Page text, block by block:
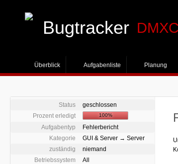
Bugtracker
Überblick Aufgabenliste Planung
Status
geschlossen
Prozent erledigt
100%
Aufgabentyp
Fehlerbericht
Kategorie
GUI & Server → Server
zuständig
niemand
Betriebssystem
All